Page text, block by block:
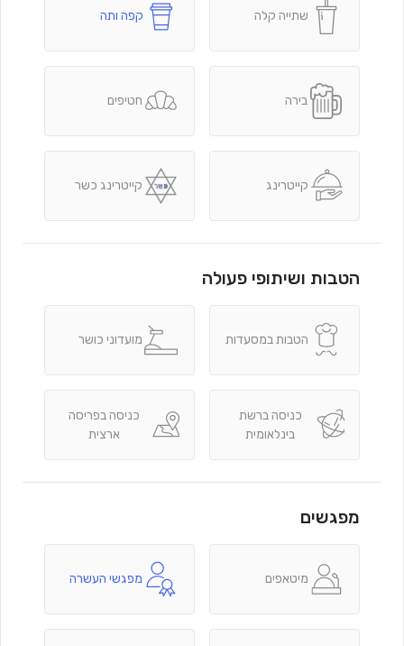
שתייה קלה קפה ותה
בירה חטיפים
קייטרינג קייטרינג כשר
הטבות ושיתופי פעולה
הטבות במסעדות מועדוני כושר
כניסה ברשת
בינלאומית
כניסה בפריסה
ארצית
מפגשים
מיטאפים מפגשי העשרה